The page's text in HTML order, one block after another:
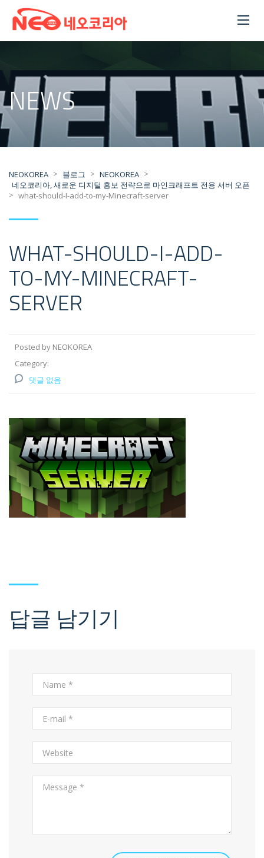
NEWS
NEOKOREA > 블로그 > NEOKOREA >
네오코리아, 새로운 디지털 홍보 전략으로 마인크래프트 전용 서버 오픈
> what-should-I-add-to-my-Minecraft-server
WHAT-SHOULD-I-ADD-
TO-MY-MINECRAFT-
SERVER
Posted by NEOKOREA
Category:
댓글 없음
답글 남기기